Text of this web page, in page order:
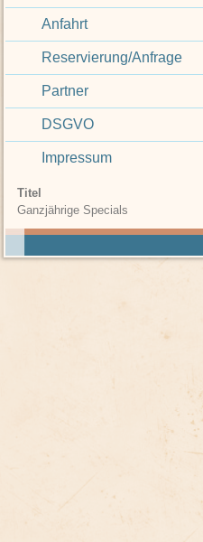
Anfahrt
Reservierung/Anfrage
Partner
DSGVO
Impressum
Titel
Ganzjährige Specials